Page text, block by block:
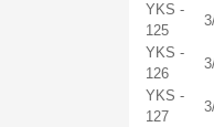
YKS -
125
YKS -
126
YKS -
127